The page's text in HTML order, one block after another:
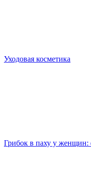
Уходовая косметика
Грибок в паху у